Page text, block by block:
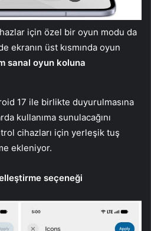
için özel bir oyun modu da
ekranın üst kısmında oyun
sanal oyun koluna
17 ile birlikte duyurulmasına
kullanıma sunulacağını
cihazları için yerleşik tuş
ekleniyor.
seçeneği